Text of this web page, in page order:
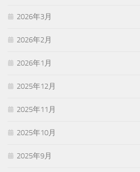
2026年3月
2026年2月
2026年1月
2025年12月
2025年11月
2025年10月
2025年9月